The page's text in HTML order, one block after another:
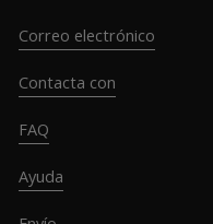
Correo electrónico
Contacta con
FAQ
Ayuda